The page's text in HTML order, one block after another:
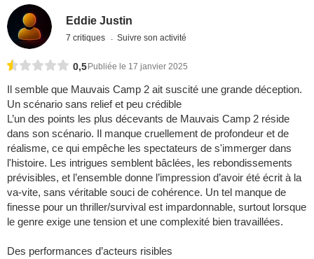
Eddie Justin
7 critiques Suivre son activité
0,5 Publiée le 17 janvier 2025
Il semble que Mauvais Camp 2 ait suscité une grande déception.
Un scénario sans relief et peu crédible
L’un des points les plus décevants de Mauvais Camp 2 réside
dans son scénario. Il manque cruellement de profondeur et de
réalisme, ce qui empêche les spectateurs de s'immerger dans
l'histoire. Les intrigues semblent bâclées, les rebondissements
prévisibles, et l’ensemble donne l’impression d’avoir été écrit à la
va-vite, sans véritable souci de cohérence. Un tel manque de
finesse pour un thriller/survival est impardonnable, surtout lorsque
le genre exige une tension et une complexité bien travaillées.
Des performances d’acteurs risibles